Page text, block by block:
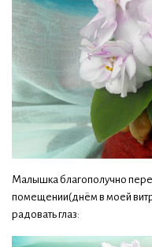
Малышка благополучно
помещении(днём в моей
радовать глаз: